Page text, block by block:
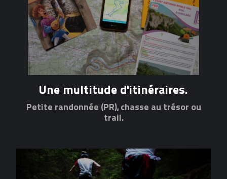
Une multitude d'itinéraires.
Petite randonnée (PR), chasse au trésor ou
trail.